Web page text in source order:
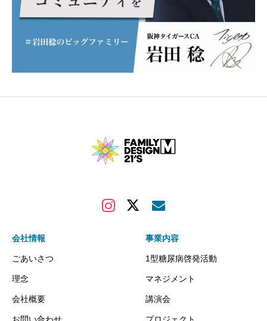
会社情報
ごあいさつ
理念
会社概要
事業内容
1型糖尿病啓発活動
マネジメント
講演会